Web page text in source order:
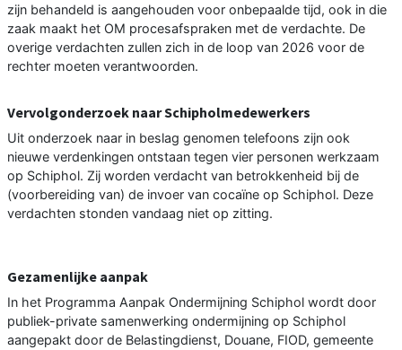
zijn behandeld is aangehouden voor onbepaalde tijd, ook in die
zaak maakt het OM procesafspraken met de verdachte. De
overige verdachten zullen zich in de loop van 2026 voor de
rechter moeten verantwoorden.
Vervolgonderzoek naar Schipholmedewerkers
Uit onderzoek naar in beslag genomen telefoons zijn ook
nieuwe verdenkingen ontstaan tegen vier personen werkzaam
op Schiphol. Zij worden verdacht van betrokkenheid bij de
(voorbereiding van) de invoer van cocaïne op Schiphol. Deze
verdachten stonden vandaag niet op zitting.
Gezamenlijke aanpak
In het Programma Aanpak Ondermijning Schiphol wordt door
publiek-private samenwerking ondermijning op Schiphol
aangepakt door de Belastingdienst, Douane, FIOD, gemeente